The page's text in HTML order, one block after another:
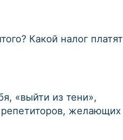
Какой налог платят
«выйти из тени»,
репетиторов, желающих